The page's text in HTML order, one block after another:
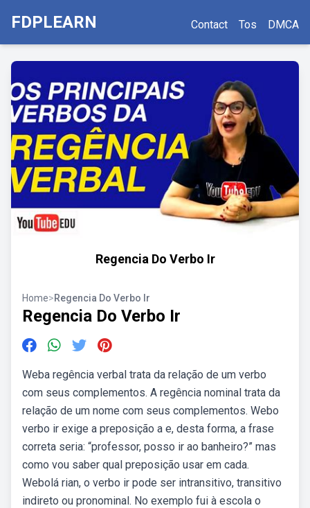
FDPLEARN Contact Tos DMCA
Regencia Do Verbo Ir
Home>Regencia Do Verbo Ir
Regencia Do Verbo Ir
Weba regência verbal trata da relação de um verbo
com seus complementos. A regência nominal trata da
relação de um nome com seus complementos. Webo
verbo ir exige a preposição a e, desta forma, a frase
correta seria: “professor, posso ir ao banheiro?” mas
como vou saber qual preposição usar em cada.
Webolá rian, o verbo ir pode ser intransitivo, transitivo
indireto ou pronominal. No exemplo fui à escola o